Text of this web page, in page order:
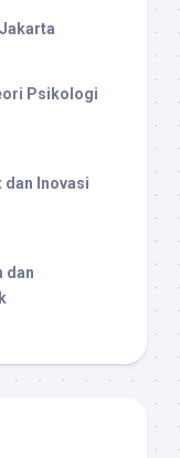
Psikologi
dan Inovasi
dan